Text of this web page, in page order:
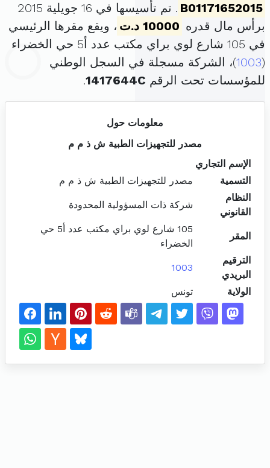
B01171652015
. تم تأسيسها في 16 جويلية 2015
برأس مال قدره 10000 د.ت
، ويقع مقرها الرئيسي
في 105 شارع لوي براي مكتب عدد أ5 حي الخضراء
(
1003)، الشركة مسجلة في السجل الوطني
للمؤسسات تحت الرقم 1417644C
.
معلومات حول
مصدر للتجهيزات الطبية ش ذ م م
الإسم التجاري
التسمية
مصدر للتجهيزات الطبية ش ذ م م
النظام
القانوني
شركة ذات المسؤولية المحدودة
المقر
105 شارع لوي براي مكتب عدد أ5 حي
الخضراء
الترقيم
البريدي
1003
الولاية تونس